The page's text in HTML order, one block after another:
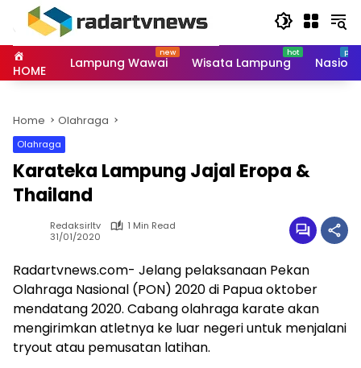
HOME Lampung Wawai Wisata Lampung
Home Olahraga
Olahraga
Karateka Lampung Jajal Eropa &
Thailand
Redaksirltv
1 Min Read
31/01/2020
Radartvnews.com- Jelang pelaksanaan Pekan
Olahraga Nasional (PON) 2020 di Papua oktober
mendatang 2020. Cabang olahraga karate akan
mengirimkan atletnya ke luar negeri untuk menjalani
tryout atau pemusatan latihan.